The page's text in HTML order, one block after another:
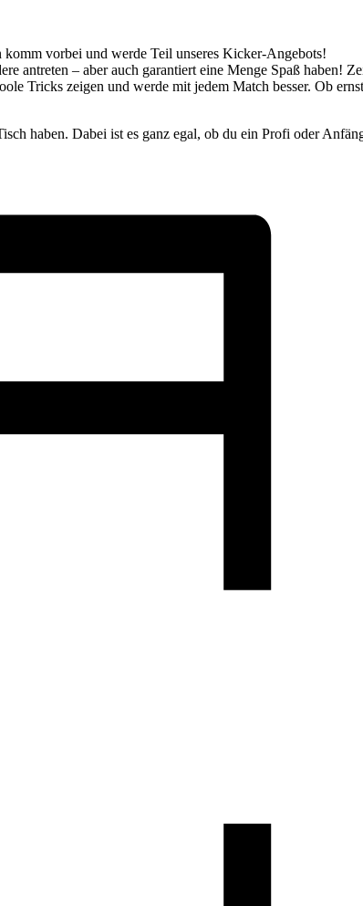
vorbei und werde Teil unseres Kicker-Angebots!
antreten – aber auch garantiert eine Menge Spaß haben!
Tricks zeigen und werde mit jedem Match besser. Ob
haben. Dabei ist es ganz egal, ob du ein Profi oder